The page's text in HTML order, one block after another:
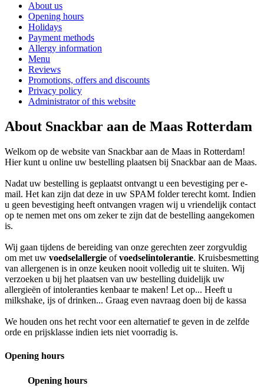
About us
Opening hours
Holidays
Payment methods
Allergy information
Menu
Reviews
Promotions, offers and discounts
Privacy policy
Administrator of this website
About Snackbar aan de Maas Rotterdam
Welkom op de website van Snackbar aan de Maas in Rotterdam!
Hier kunt u online uw bestelling plaatsen bij Snackbar aan de Maas.
Nadat uw bestelling is geplaatst ontvangt u een bevestiging per e-
mail. Het kan zijn dat deze in uw SPAM folder terecht komt. Indien
u geen bevestiging heeft ontvangen vragen wij u vriendelijk contact
op te nemen met ons om zeker te zijn dat de bestelling aangekomen
is.
Wij gaan tijdens de bereiding van onze gerechten zeer zorgvuldig
om met uw voedselallergie ofvoedselintolerantie. Kruisbesmetting
van allergenen is in onze keuken nooit volledig uit te sluiten. Wij
verzoeken u bij het plaatsen van uw bestelling duidelijk uw
allergieën of intoleranties kenbaar te maken! Let op... Heeft u
milkshake, ijs of drinken... Graag even navraag doen bij de kassa
We houden ons het recht voor een alternatief te geven in de zelfde
orde en prijsklasse indien iets niet voorradig is.
Opening hours
Opening hours